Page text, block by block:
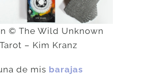
© The Wild Unknown
Tarot – Kim Kranz
de mis barajas